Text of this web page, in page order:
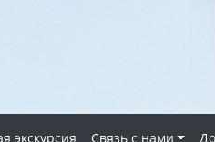
экскурсия Связь с нами